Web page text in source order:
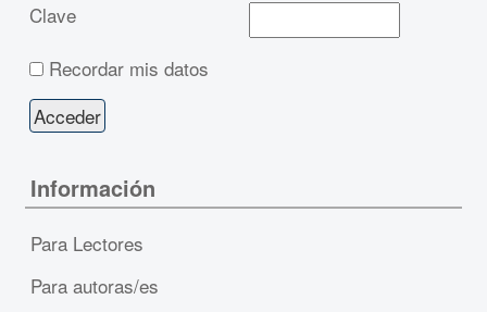
Clave
Recordar mis datos
Información
Para Lectores
Para autoras/es